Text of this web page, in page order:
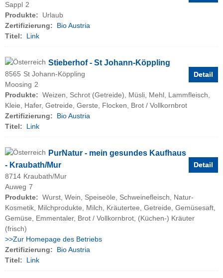
Sappl 2
Produkte:
Urlaub
Zertifizierung:
Bio Austria
Titel:
Link
Detail
Stieberhof - St Johann-Köppling
8565 St Johann-Köppling
Moosing 2
Produkte: Weizen, Schrot (Getreide), Müsli, Mehl, Lammfleisch,
Kleie, Hafer, Getreide, Gerste, Flocken, Brot / Vollkornbrot
Zertifizierung:
Bio Austria
Titel:
Link
Detail
PurNatur - mein gesundes Kaufhaus
- Kraubath/Mur
8714 Kraubath/Mur
Auweg 7
Produkte: Wurst, Wein, Speiseöle, Schweinefleisch, Natur-
Kosmetik, Milchprodukte, Milch, Kräutertee, Getreide, Gemüsesaft,
Gemüse, Emmentaler, Brot / Vollkornbrot, (Küchen-) Kräuter
(frisch)
>>Zur Homepage des Betriebs
Zertifizierung:
Bio Austria
Titel:
Link